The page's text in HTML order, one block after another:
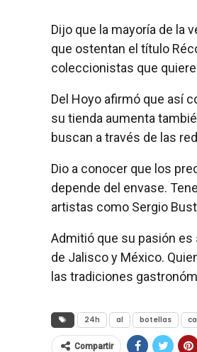
Dijo que la mayoría de la
que ostentan el título
coleccionistas que
Del Hoyo afirmó que así
su tienda aumenta
buscan a través de las
Dio a conocer que los
depende del envase.
artistas como Sergio
Admitió que su pasión
de Jalisco y México.
las tradiciones
24h al botellas
Compartir